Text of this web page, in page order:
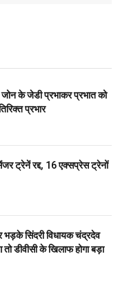
जोन के जेडी प्रभाकर प्रभात को
प्रभार
ट्रेनें रद्द, 16 एक्सप्रेस ट्रेनों
भड़के सिंदरी विधायक चंद्रदेव
डीवीसी के खिलाफ होगा बड़ा